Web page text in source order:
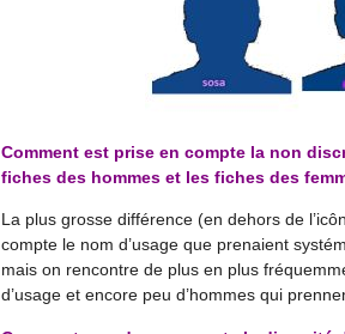
Comment est prise en compte la non
fiches des hommes et les fiches des
La plus grosse différence (en dehors de
compte le nom d’usage que prenaient
mais on rencontre de plus en plus
d’usage et encore peu d’hommes qui